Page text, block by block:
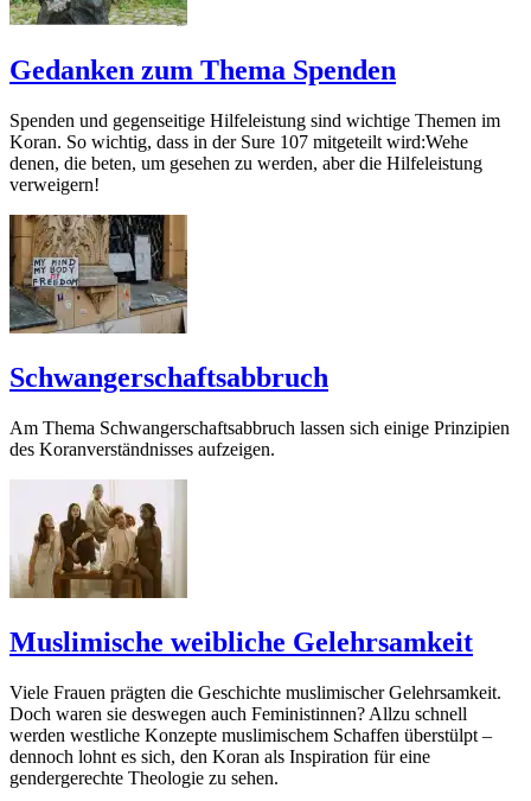
Gedanken zum Thema Spenden
Spenden und gegenseitige Hilfeleistung sind wichtige Themen im
Koran. So wichtig, dass in der Sure 107 mitgeteilt wird:Wehe
denen, die beten, um gesehen zu werden, aber die Hilfeleistung
verweigern!
Schwangerschaftsabbruch
Am Thema Schwangerschaftsabbruch lassen sich einige Prinzipien
des Koranverständnisses aufzeigen.
Muslimische weibliche Gelehrsamkeit
Viele Frauen prägten die Geschichte muslimischer Gelehrsamkeit.
Doch waren sie deswegen auch Feministinnen? Allzu schnell
werden westliche Konzepte muslimischem Schaffen überstülpt –
dennoch lohnt es sich, den Koran als Inspiration für eine
gendergerechte Theologie zu sehen.